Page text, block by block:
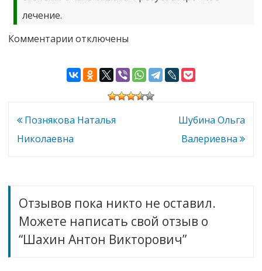
лечение.
Комментарии к
Антон
Викторович
отключены
Навигация
по
Познякова Наталья
Николаевна
Шубина Ольга
Валериевна
Отзывов пока никто не оставил.
Можете написать свой отзыв о
“Шахин Антон Викторович”